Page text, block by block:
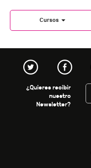
Cursos
¿Quieres recibir
nuestro
Newsletter?